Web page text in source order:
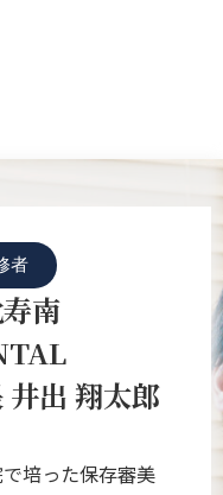
者
南
井出 翔太郎
培った保存審美